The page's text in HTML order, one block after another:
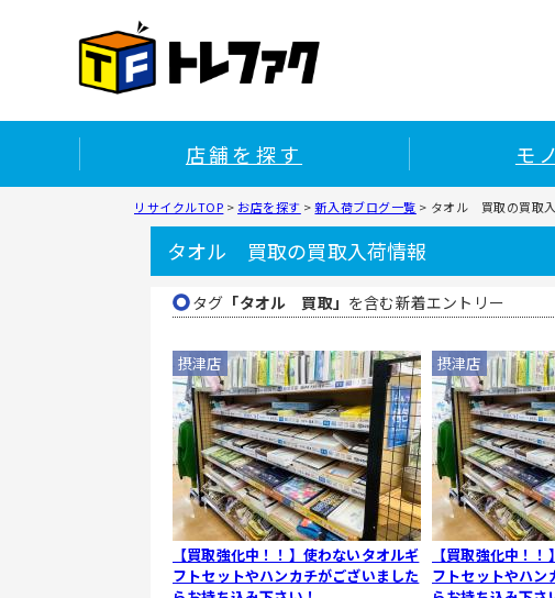
店舗を探す モ
リサイクルTOP > お店を探す >新入荷ブログ一覧 > タオル 買取の買取
タオル 買取の買取入荷情報
タグ 「タオル 買取」 を含む新着エントリー
【買取強化中！！】使わないタオルギ
フトセットやハンカチがございました
摂津店
【買取強化中！
フトセットやハン
摂津店